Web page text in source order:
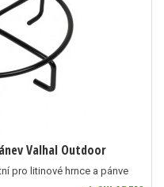
Valhal Outdoor
pro litinové hrnce a pánve